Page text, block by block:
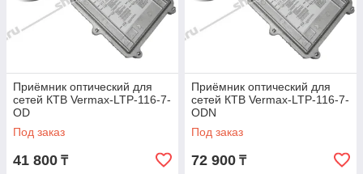
Приёмник оптический для
сетей КТВ Vermax-LTP-116-7-
OD
Под заказ
41 800 ₸
Приёмник оптический для
сетей КТВ Vermax-LTP-116-7-
ODN
Под заказ
72 900 ₸